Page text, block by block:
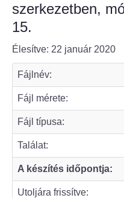
Mi újság Bölcskén?
Értéktár bizottság
Turizmus
Látnivalók
Szállások
Egyházak, civilek
Református
szerkezetben,
15.
Élesítve: 22 január 2020
Fájlnév:
Fájl mérete:
Fájl típusa:
Találat:
A készítés időpontja:
Utoljára frissítve: